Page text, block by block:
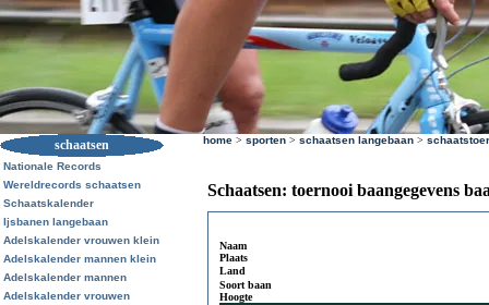
schaatsen
Nationale Records
Wereldrecords schaatsen
Schaatskalender
Ijsbanen langebaan
Adelskalender vrouwen klein
Adelskalender mannen klein
Adelskalender mannen
Adelskalender vrouwen
home > sporten > schaatsen langebaan >
Schaatsen: toernooi baangegevens
Naam
Plaats
Land
Soort baan
Hoogte